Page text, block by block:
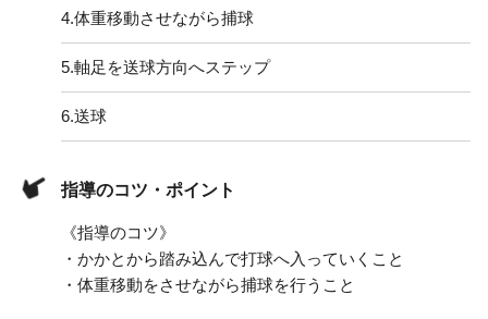
4.体重移動させながら捕球
5.軸足を送球方向へステップ
6.送球
指導のコツ・ポイント
《指導のコツ》
・かかとから踏み込んで打球へ入っていくこと
・体重移動をさせながら捕球を行うこと